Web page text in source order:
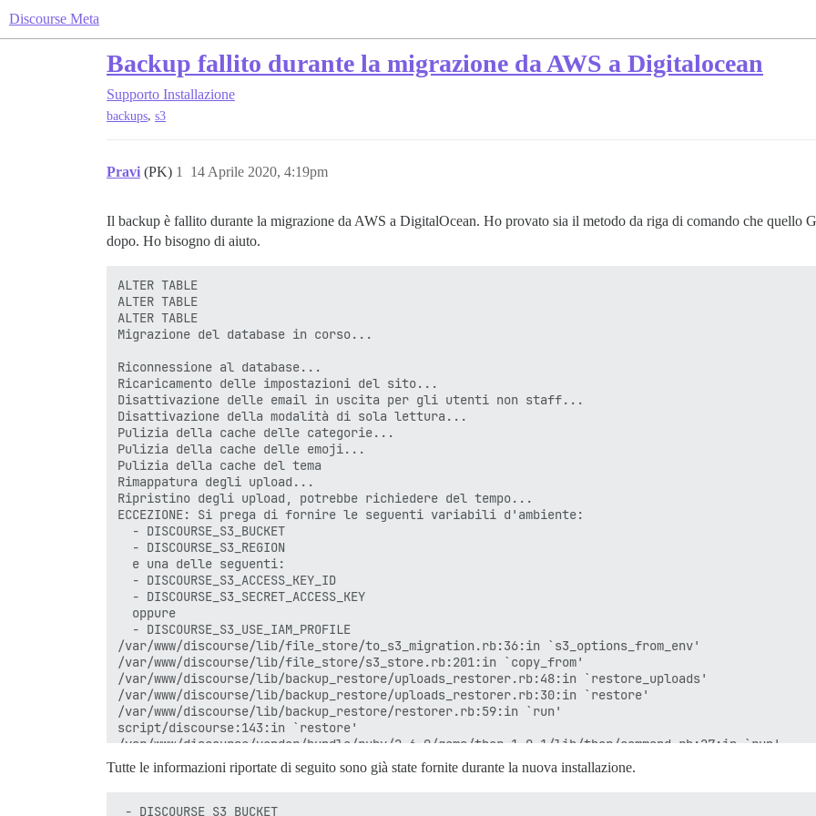
Discourse Meta
Backup fallito durante la migrazione da AWS a Digitalocean
Supporto Installazione
backups, s3
Pravi (PK) 14 Aprile 2020, 4:19pm
1
Il backup è fallito durante la migrazione da AWS a DigitalOcean. Ho provato sia il metodo da riga di comando che quello
dopo. Ho bisogno di aiuto.
ALTER TABLE
ALTER TABLE
ALTER TABLE
Migrazione del database in corso...
Riconnessione al database...
Ricaricamento delle impostazioni del sito...
Disattivazione delle email in uscita per gli utenti non staff...
Disattivazione della modalità di sola lettura...
Pulizia della cache delle categorie...
Pulizia della cache delle emoji...
Pulizia della cache del tema
Rimappatura degli upload...
Ripristino degli upload, potrebbe richiedere del tempo...
ECCEZIONE: Si prega di fornire le seguenti variabili d'ambiente:
  - DISCOURSE_S3_BUCKET
  - DISCOURSE_S3_REGION
  e una delle seguenti:
  - DISCOURSE_S3_ACCESS_KEY_ID
  - DISCOURSE_S3_SECRET_ACCESS_KEY
  oppure
  - DISCOURSE_S3_USE_IAM_PROFILE
/var/www/discourse/lib/file_store/to_s3_migration.rb:36:in `s3_options_from_env'
/var/www/discourse/lib/file_store/s3_store.rb:201:in `copy_from'
/var/www/discourse/lib/backup_restore/uploads_restorer.rb:48:in `restore_uploads'
/var/www/discourse/lib/backup_restore/uploads_restorer.rb:30:in `restore'
/var/www/discourse/lib/backup_restore/restorer.rb:59:in `run'
script/discourse:143:in `restore'
/var/www/discourse/vendor/bundle/ruby/2.6.0/gems/thor-1.0.1/lib/thor/command.rb:27:in `run'
/var/www/discourse/vendor/bundle/ruby/2.6.0/gems/thor-1.0.1/lib/thor/invocation.rb:127:in
/var/www/discourse/vendor/bundle/ruby/2.6.0/gems/thor-1.0.1/lib/thor.rb:392:in `dispatch'
script/discourse:284:in `<top (required)>'
Tutte le informazioni riportate di seguito sono già state fornite durante la nuova installazione.
- DISCOURSE_S3_BUCKET